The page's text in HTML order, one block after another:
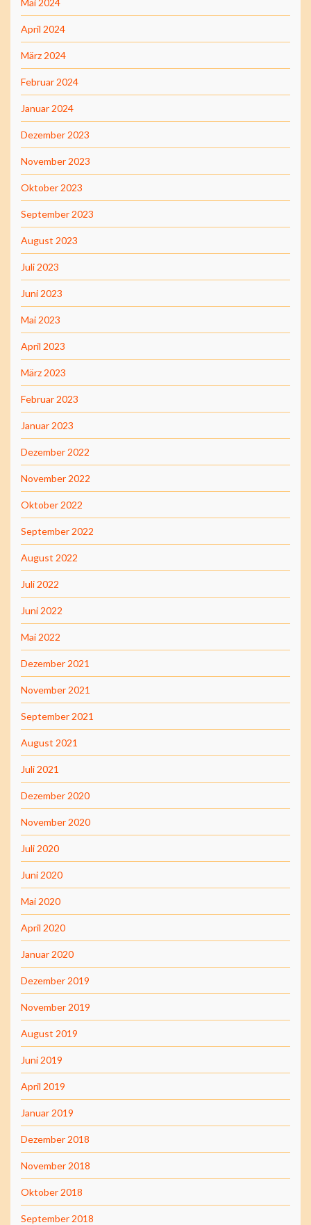
April 2024
März 2024
Februar 2024
Januar 2024
Dezember 2023
November 2023
Oktober 2023
September 2023
August 2023
Juli 2023
Juni 2023
Mai 2023
April 2023
März 2023
Februar 2023
Januar 2023
Dezember 2022
November 2022
Oktober 2022
September 2022
August 2022
Juli 2022
Juni 2022
Mai 2022
Dezember 2021
November 2021
September 2021
August 2021
Juli 2021
Dezember 2020
November 2020
Juli 2020
Juni 2020
Mai 2020
April 2020
Januar 2020
Dezember 2019
November 2019
August 2019
Juni 2019
April 2019
Januar 2019
Dezember 2018
November 2018
Oktober 2018
September 2018